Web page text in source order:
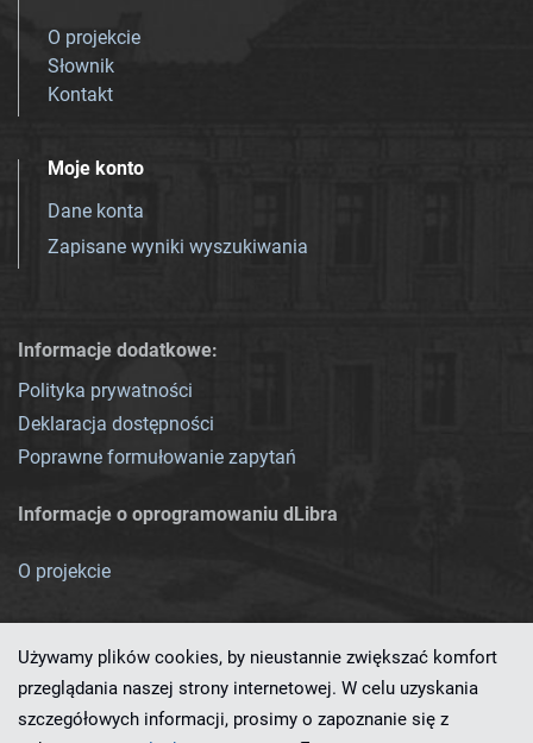
O projekcie
Słownik
Kontakt
Moje konto
Dane konta
Zapisane wyniki wyszukiwania
Informacje dodatkowe:
Polityka prywatności
Deklaracja dostępności
Poprawne formułowanie zapytań
Informacje o oprogramowaniu dLibra
O projekcie
Używamy plików cookies, by nieustannie zwiększać komfort
przeglądania naszej strony internetowej. W celu uzyskania
szczegółowych informacji, prosimy o zapoznanie się z